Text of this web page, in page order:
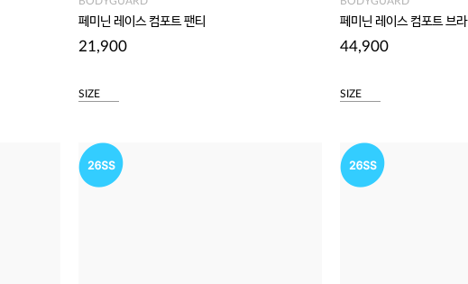
페미닌 레이스 컴포트 팬티
21,900
SIZE
페미닌 레이스 컴포트 브라
44,900
SIZE